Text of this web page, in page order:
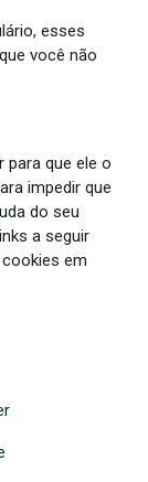
esses
você não
para que ele o
impedir que
do seu
a seguir
em